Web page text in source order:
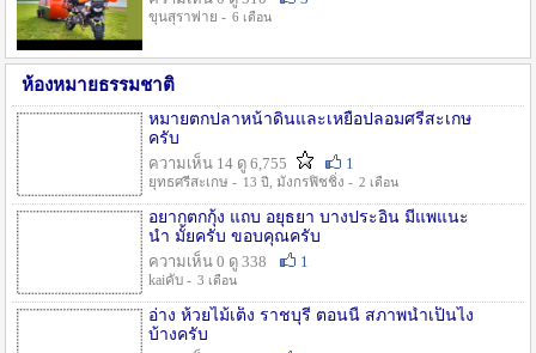
ขุนสุราพ่าย - 6 เดือน
ห้องหมายธรรมชาติ
หมายตกปลาหน้าดินและเหยื่อปลอมศรีสะเกษ
ครับ
ความเห็น 14 ดู 6,755
1
ยุทธศรีสะเกษ - 13 ปี , มังกรฟิชชิ่ง - 2 เดือน
อยากตกกุ้ง แถบ อยุธยา บางประอิน มีแพแนะ
นำ มั้ยครับ ขอบคุณครับ
ความเห็น 0 ดู 338
1
kaiคับ - 3 เดือน
อ่าง ห้วยไม้เต็ง ราชบุรี ตอนนี้ สภาพน้ำเป็นไง
บ้างครับ